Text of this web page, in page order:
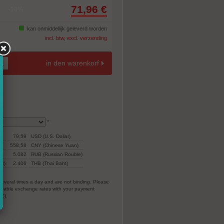
71,96 €
kan onmiddellijk geleverd worden
incl. btw, excl. verzending
in den warenkorf
*
79,59
USD (U.S. Dollar)
558,58
CNY (Chinese Yuan)
5.082
RUB (Russian Rouble)
2.406 THB (Thai Baht)
times a day and are not binding. Please
exchange rates with your payment